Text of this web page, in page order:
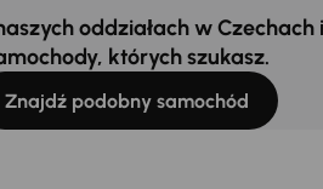
oddziałach w
których szukasz.
Znajdź podobny samochód